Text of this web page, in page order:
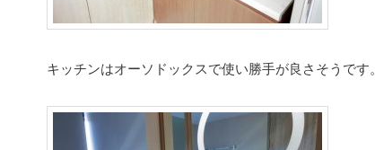
キッチンはオーソドックスで使い勝手が良さそうです。